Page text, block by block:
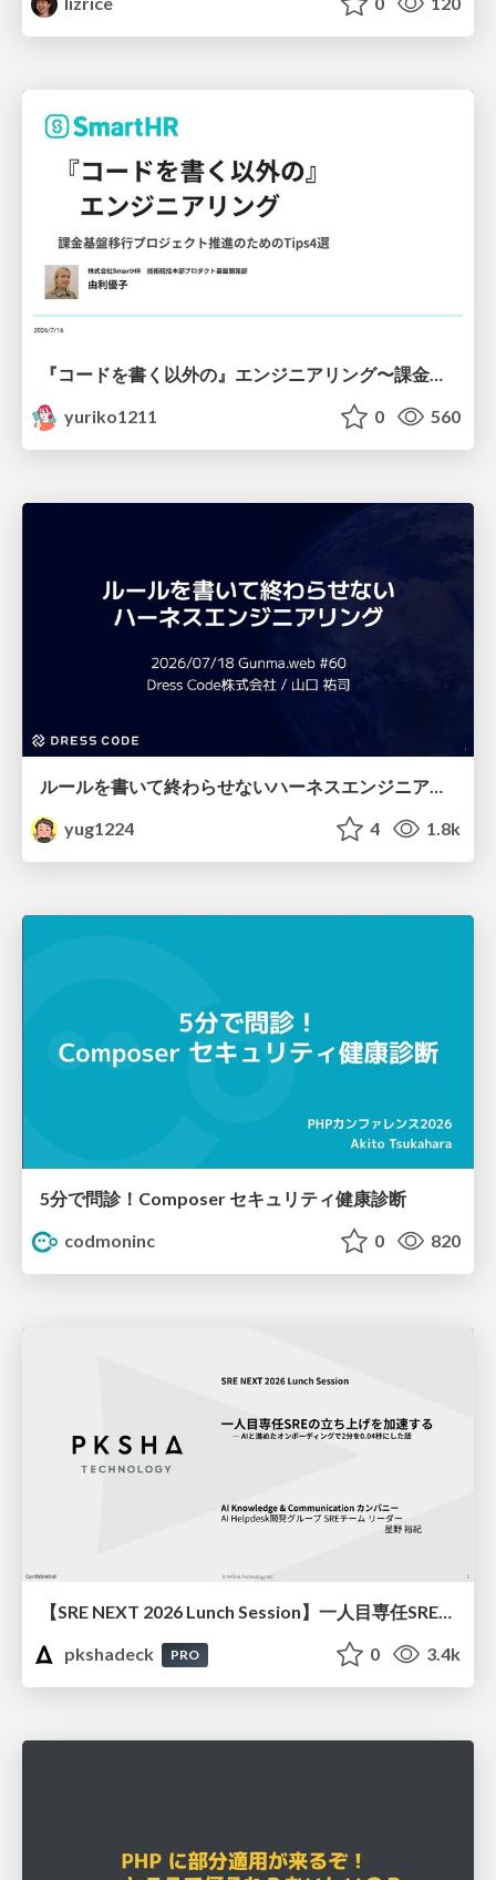
yuriko1211
0 560
ルールを書いて終わらせないハーネスエンジニアリング
yug1224
4 1.8k
5分で問診！Composer セキュリティ健康診断
codmoninc
0 820
pkshadeck
PRO 0 3.4k